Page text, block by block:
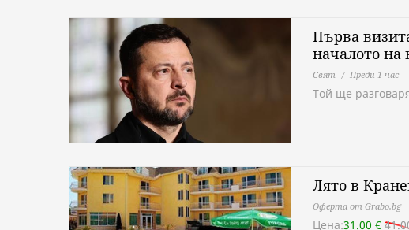
Първа
началото на
Свят Преди 1 час
Той ще
Лято в
Оферта от Grabo.bg
Цена:31.00 €